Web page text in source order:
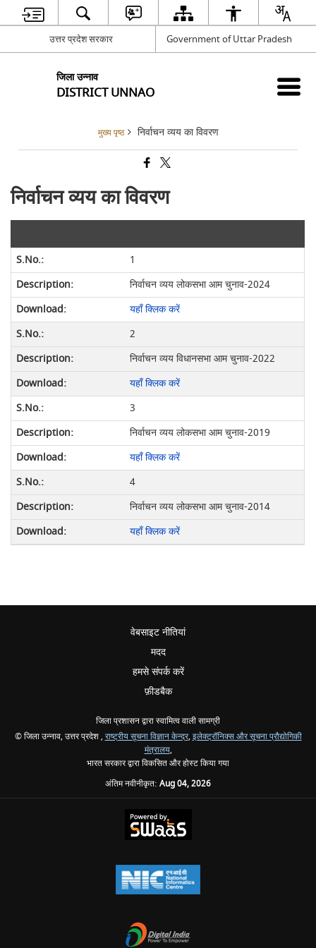
उत्तर प्रदेश सरकार Government of Uttar Pradesh
जिला उन्नाव
DISTRICT UNNAO
मुख्य पृष्ठ निर्वाचन व्यय का विवरण
निर्वाचन व्यय का विवरण
1
निर्वाचन व्यय लोकसभा आम चुनाव-2024
यहाँ क्लिक करें
2
निर्वाचन व्यय विधानसभा आम चुनाव-2022
यहाँ क्लिक करें
3
निर्वाचन व्यय लोकसभा आम चुनाव-2019
यहाँ क्लिक करें
4
निर्वाचन व्यय लोकसभा आम चुनाव-2014
यहाँ क्लिक करें
वेबसाइट नीतियां
मदद
हमसे संपर्क करें
फ़ीडबैक
जिला प्रशासन द्वारा स्वामित्व वाली सामग्री
© जिला उन्नाव, उत्तर प्रदेश , राष्ट्रीय सूचना विज्ञान केन्द्र, इलेक्ट्रॉनिक्स और सूचना प्रौद्योगिकी
मंत्रालय,
भारत सरकार द्वारा विकसित और होस्ट किया गया
अंतिम नवीनीकृत: Aug 04, 2026